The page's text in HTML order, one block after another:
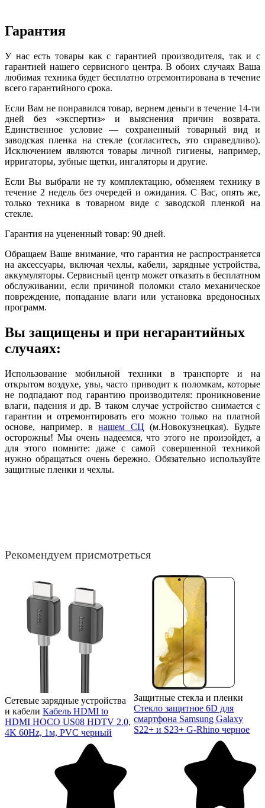
Гарантия
У нас есть товары как с гарантией производителя, так и с
гарантией нашего сервисного центра. В обоих случаях Ваша
любимая техника будет бесплатно отремонтирована в течение
всего гарантийного срока.
Если Вам не понравился товар, вернем деньги в течение 14-ти
дней без «экспертиз» и выяснения причин возврата.
Единственное условие — сохраненный товарный вид и
заводская пленка на стекле (согласитесь, это справедливо).
Исключением являются товары личной гигиены, например,
ирригаторы, зубные щетки, ингаляторы и другие.
Если Вы выбрали не ту комплектацию, обменяем технику в
течение 2 недель без очередей и ожидания. С Вас, опять же,
только техника в товарном виде с заводской пленкой на
стекле.
Гарантия на уцененный товар: 90 дней.
Обращаем Ваше внимание, что гарантия не распространяется
на аксессуары, включая чехлы, кабели, зарядные устройства,
аккумуляторы. Сервисный центр может отказать в бесплатном
обслуживании, если причиной поломки стало механическое
повреждение, попадание влаги или установка вредоносных
программ.
Вы защищены и при негарантийных
случаях:
Использование мобильной техники в транспорте и на
открытом воздухе, увы, часто приводит к поломкам, которые
не подпадают под гарантию производителя: проникновение
влаги, падения и др. В таком случае устройство снимается с
гарантии и отремонтировать его можно только на платной
основе, например, внашем СЦ (м.Новокузнецкая). Будьте
осторожны! Мы очень надеемся, что этого не произойдет, а
для этого помните: даже с самой совершенной техникой
нужно обращаться очень бережно. Обязательно используйте
защитные пленки и чехлы.
Рекомендуем присмотреться
Сетевые зарядные устройства
и кабели Кабель HDMI to
HDMI HOCO US08 HDTV 2.0,
4K 60Hz, 1м, PVC черный
Защитные стекла и пленки
Стекло защитное 6D для
смартфона Samsung Galaxy
S22+ и S23+ G-Rhino черное